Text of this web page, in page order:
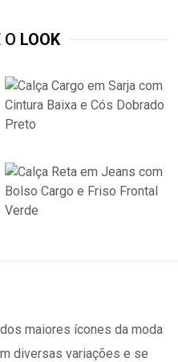
O LOOK
maiores ícones da moda
diversas variações e se